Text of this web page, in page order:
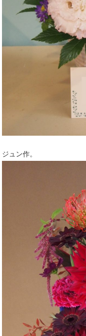
ジュン作。